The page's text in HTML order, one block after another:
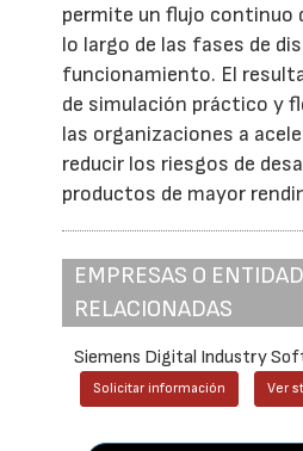
permite un flujo continuo
lo largo de las fases de
funcionamiento. El
de simulación práctico y
las organizaciones a
reducir los riesgos de
productos de mayor
EMPRESAS O
RELACIONADAS
Siemens Digital Industry
Solicitar información Ver